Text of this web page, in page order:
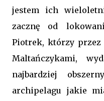
jestem ich
zacznę od
Piotrek, którzy przez
Maltańczykami,
najbardziej
archipelagu jakie